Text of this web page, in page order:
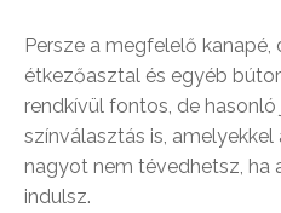
Persze a megfelelő kanapé,
étkezőasztal és egyéb
rendkívül fontos, de
színválasztás is,
nagyot nem tévedhetsz, ha
indulsz.